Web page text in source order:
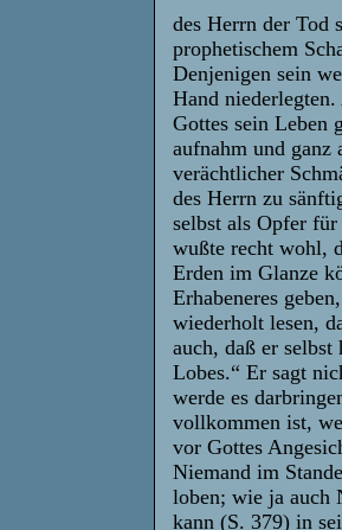
des Herrn der Tod
prophetischem
Denjenigen sein
Hand
Gottes sein Leben
aufnahm und
verächtlicher
des Herrn zu
selbst als Opfer
wußte recht wohl,
Erden im Glanze
Erhabeneres
wiederholt lesen,
auch, daß er
Lobes.“ Er sagt
werde es
vollkommen ist,
vor Gottes
Niemand im
loben; wie ja auch
kann (S. 379) in